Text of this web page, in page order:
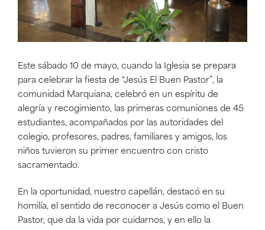
Este sábado 10 de mayo, cuando la Iglesia se prepara
para celebrar la fiesta de “Jesús El Buen Pastor”, la
comunidad Marquiana, celebró en un espíritu de
alegría y recogimiento, las primeras comuniones de 45
estudiantes, acompañados por las autoridades del
colegio, profesores, padres, familiares y amigos, los
niños tuvieron su primer encuentro con cristo
sacramentado.
En la oportunidad, nuestro capellán, destacó en su
homilía, el sentido de reconocer a Jesús como el Buen
Pastor, que da la vida por cuidarnos, y en ello la